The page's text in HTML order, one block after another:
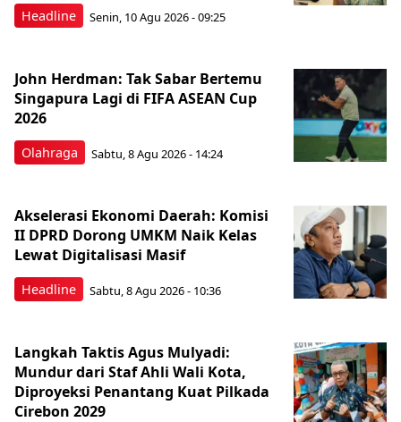
Headline Senin, 10 Agu 2026 - 09:25
Olahraga
John Herdman: Tak Sabar Bertemu
Singapura Lagi di FIFA ASEAN Cup
2026
Sabtu, 8 Agu 2026 - 14:24
Headline
Akselerasi Ekonomi Daerah: Komisi
II DPRD Dorong UMKM Naik Kelas
Lewat Digitalisasi Masif
Sabtu, 8 Agu 2026 - 10:36
Langkah Taktis Agus Mulyadi:
Mundur dari Staf Ahli Wali Kota,
Diproyeksi Penantang Kuat Pilkada
Cirebon 2029